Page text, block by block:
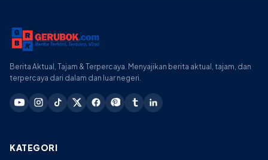
Berita Aktual, Tajam & Terpercaya. Menyajikan berita aktual, tajam, dan
terpercaya dari dalam dan luar negeri.
KATEGORI